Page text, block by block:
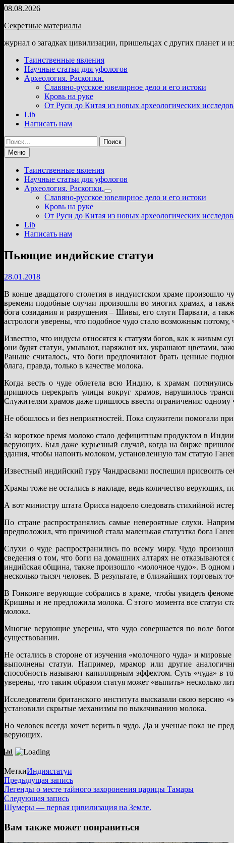
Перейти
содержимому
08.08.2026
Секретные материалы
журнал о загадках цивилизации, пришельцах с других планет
Таинственные явления
Научные статьи для уфологов
Археология. Раскопки.
Славяно-русское ювелирное дело и его истоки
Кровь на руке
От Руси до Китая из новых археологических
Lib
Написать нам
Найти:
Меню
Таинственные явления
Научные статьи для уфологов
Археология. Раскопки.
Показать
подменю
Славяно-русское ювелирное дело и его истоки
Кровь на руке
От Руси до Китая из новых археологических
Lib
Написать нам
Пьющие индийские статуи
28.01.2018
В конце двадцатого столетия в индуистском храме
времени подобные случаи произошли во многих храмах, а
бога созидания и разрушения – Шивы, его слуги Парвати, а
астрологи уверены, что подобное чудо стало возможным
Известно, что индусы относятся к статуям богов, как к живым
они будят статуи, умывают, наряжают их, украшают цветами,
Раньше считалось, что боги предпочитают брать ценные
блага, правда, только в качестве молока.
Когда весть о чуде облетела всю Индию, к храмам
пришлось перекрыть улицы вокруг храмов, нарушилось
Служителям храмов даже пришлось ввести ограничения: одному
Не обошлось и без неприятностей. Пока служители помогали
За короткое время молоко стало дефицитным продуктом в
верующих. Был даже курьезный случай, когда на бирже
здания, чтобы напоить молоком, установленную там статую
Известный индийский гуру Чандрасвами поспешил присвоить
Храмы тоже не остались в накладе, ведь количество верующих,
А вот министру штата Орисса надоело следовать стихийной
По стране распространялись самые невероятные слухи.
предположил, что причиной стала маленькая статуэтка бога
Слухи о чуде распространились по всему миру. Чудо
сведения о том, что боги на домашних алтарях не
индийская община, также произошло «молочное чудо». В одном
несколько тысяч человек. В результате, в ближайших торговых
В Гонконге верующие собрались в храме, чтобы увидеть
Кришны и не предложила молока. С этого момента все статуи
молока.
Многие верующие уверены, что чудо совершается по воле
существовании.
Не остались в стороне от изучения «молочного чуда» и
выполнены статуи. Например, мрамор или другие
способность называют капиллярным эффектом. Суть «чуда» в
уверены, что таким образом статуя может «выпить» несколько
Исследователи британского института высказали свою версию
установили скрытые механизмы по выкачиванию молока.
Но человек всегда хочет верить в чудо. Да и ученые пока не
верующих.
МеткиИндиястатуи
Навигация
по
записям
Предыдущая записьПредыдущая
запись:
Легенды о месте тайного захоронения царицы Тамары
Следующая записьСледующая
запись:
Шумеры — первая цивилизация на Земле.
Вам также может понравиться